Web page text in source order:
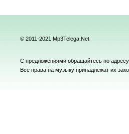
© 2011-2021 Mp3Telega.Net
С предложениями обращайтесь по адресу
Все права на музыку принадлежат их